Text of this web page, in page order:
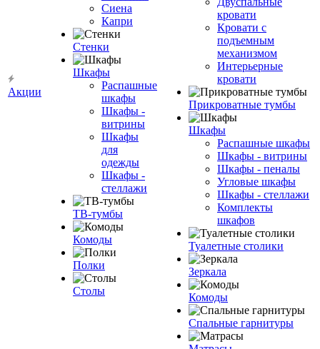
Акции
Сиена
Капри
Стенки
Шкафы
Распашные
шкафы
Шкафы -
витрины
Шкафы
для
одежды
Шкафы -
стеллажи
ТВ-тумбы
Комоды
Полки
Столы
кровати
Кровати с
подъемным
механизмом
Интерьерные
кровати
Прикроватные тумбы
Шкафы
Распашные шкафы
Шкафы - витрины
Шкафы - пеналы
Угловые шкафы
Шкафы - стеллажи
Комплекты
шкафов
Туалетные столики
Зеркала
Комоды
Спальные гарнитуры